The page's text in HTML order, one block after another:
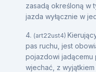
zasadą określoną w
jazda wyłącznie w
4. (art22ust4)
pas ruchu, jest
pojazdowi jadącemu
wjechać, z